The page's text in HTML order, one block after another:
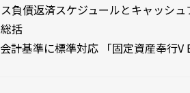
ス負債返済スケジュールとキャッシ
括
計基準に標準対応 「固定資産奉行V